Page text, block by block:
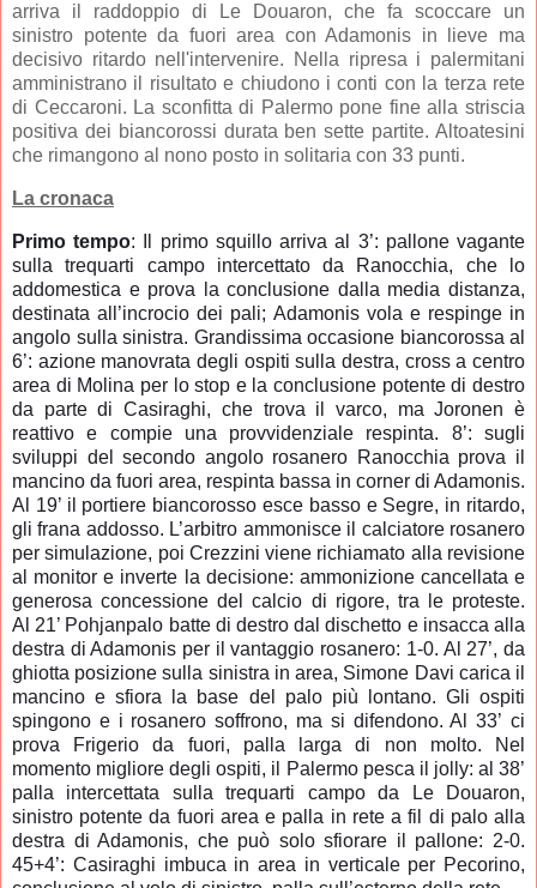
arriva il raddoppio di Le Douaron, che fa scoccare un
sinistro potente da fuori area con Adamonis in lieve ma
decisivo ritardo nell'intervenire. Nella ripresa i palermitani
amministrano il risultato e chiudono i conti con la terza rete
di Ceccaroni. La sconfitta di Palermo pone fine alla striscia
positiva dei biancorossi durata ben sette partite. Altoatesini
che rimangono al nono posto in solitaria con 33 punti.
La cronaca
Primo tempo: Il primo squillo arriva al 3’: pallone vagante
sulla trequarti campo intercettato da Ranocchia, che lo
addomestica e prova la conclusione dalla media distanza,
destinata all’incrocio dei pali; Adamonis vola e respinge in
angolo sulla sinistra. Grandissima occasione biancorossa al
6’: azione manovrata degli ospiti sulla destra, cross a centro
area di Molina per lo stop e la conclusione potente di destro
da parte di Casiraghi, che trova il varco, ma Joronen è
reattivo e compie una provvidenziale respinta. 8’: sugli
sviluppi del secondo angolo rosanero Ranocchia prova il
mancino da fuori area, respinta bassa in corner di Adamonis.
Al 19’ il portiere biancorosso esce basso e Segre, in ritardo,
gli frana addosso. L’arbitro ammonisce il calciatore rosanero
per simulazione, poi Crezzini viene richiamato alla revisione
al monitor e inverte la decisione: ammonizione cancellata e
generosa concessione del calcio di rigore, tra le proteste.
Al 21’ Pohjanpalo batte di destro dal dischetto e insacca alla
destra di Adamonis per il vantaggio rosanero: 1-0. Al 27’, da
ghiotta posizione sulla sinistra in area, Simone Davi carica il
mancino e sfiora la base del palo più lontano. Gli ospiti
spingono e i rosanero soffrono, ma si difendono. Al 33’ ci
prova Frigerio da fuori, palla larga di non molto. Nel
momento migliore degli ospiti, il Palermo pesca il jolly: al 38’
palla intercettata sulla trequarti campo da Le Douaron,
sinistro potente da fuori area e palla in rete a fil di palo alla
destra di Adamonis, che può solo sfiorare il pallone: 2-0.
45+4’: Casiraghi imbuca in area in verticale per Pecorino,